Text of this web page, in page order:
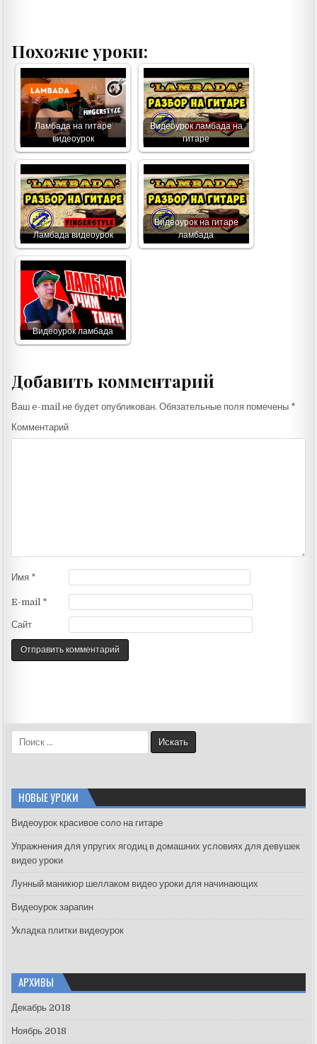
Похожие уроки:
Ламбада на гитаре
видеоурок
Видеоурок ламбада на
гитаре
Ламбада видеоурок
Видеоурок на гитаре
ламбада
Видеоурок ламбада
Добавить комментарий
Ваш e-mail не будет опубликован. Обязательные поля помечены *
Комментарий
Имя *
E-mail *
Сайт
e
h
f
r
:
НОВЫЕ УРОКИ
Видеоурок красивое соло на гитаре
Упражнения для упругих ягодиц в домашних условиях для девушек
видео уроки
Лунный маникюр шеллаком видео уроки для начинающих
Видеоурок зарапин
Укладка плитки видеоурок
АРХИВЫ
Декабрь 2018
Ноябрь 2018